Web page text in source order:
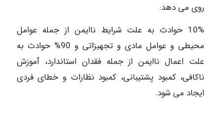
روی می دهد:
10% حوادث به علت شرایط ناایمن از جمله عوامل
محیطی و عوامل مادی و تجهیزاتی و 90% حوادث به
علت اعمال ناایمن از جمله فقدان استاندارد، آموزش
ناکافی، کمبود پشتیبانی، کمبود نظارات و خطای فردی
ایجاد می شود.